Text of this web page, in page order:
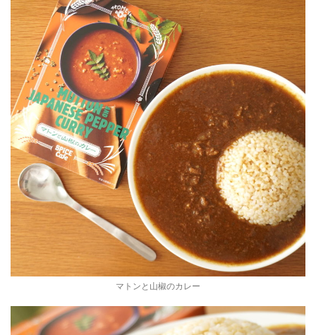
マトンと山椒のカレー